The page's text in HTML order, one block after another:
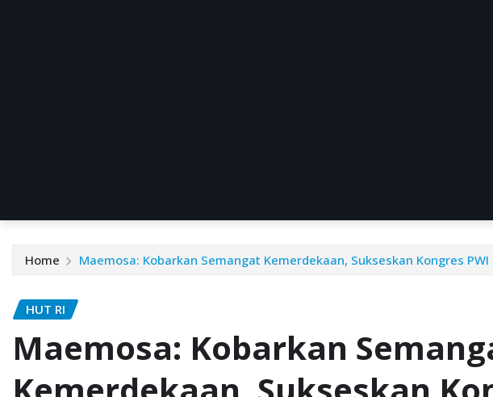
Home Maemosa: Kobarkan Semangat Kemerdekaan, Sukseskan Kongres PWI
HUT RI
Maemosa: Kobarkan